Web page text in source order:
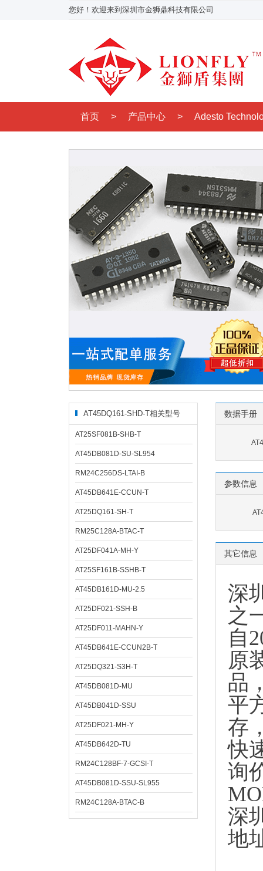
您好！欢迎来到深圳市金狮鼎科技有限公司
首页 > 产品中心 > Adesto
AT45DQ161-SHD-T相关型号
AT25SF081B-SHB-T
AT45DB081D-SU-SL954
RM24C256DS-LTAI-B
AT45DB641E-CCUN-T
AT25DQ161-SH-T
RM25C128A-BTAC-T
AT25DF041A-MH-Y
AT25SF161B-SSHB-T
AT45DB161D-MU-2.5
AT25DF021-SSH-B
AT25DF011-MAHN-Y
AT45DB641E-CCUN2B-T
AT25DQ321-S3H-T
AT45DB081D-MU
AT45DB041D-SSU
AT25DF021-MH-Y
AT45DB642D-TU
RM24C128BF-7-GCSI-T
AT45DB081D-SSU-SL955
RM24C128A-BTAC-B
数据手册
参数信息
其它信息
深
之
自
原
品
平
存
快
询
深
地